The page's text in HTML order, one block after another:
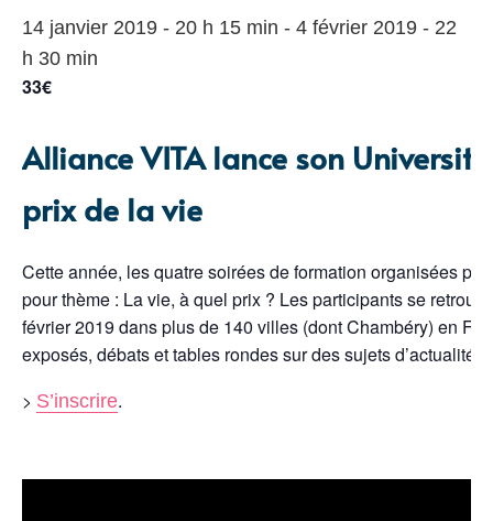
14 janvier 2019 - 20 h 15 min - 4 février 2019 - 22
h 30 min
33€
Alliance VITA lance son
prix de la vie
Cette année, les quatre soirées de formation organisées
pour thème : La vie, à quel prix ? Les participants se
février 2019 dans plus de 140 villes (dont Chambéry) en
exposés, débats et tables rondes sur des sujets d’actualité.
> S’inscrire.